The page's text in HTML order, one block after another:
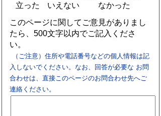
立った
いえない
なかった
このページに関してご意見がありまし
たら、500文字以内でご記入くださ
い。
（ご注意）住所や電話番号などの個人情報は記
入しないでください。なお、回答が必要な お問
合わせは、直接このページのお問合わせ先へご
連絡ください。